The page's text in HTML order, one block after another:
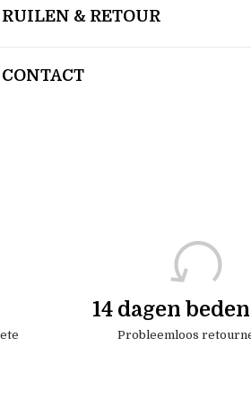
RUILEN & RETOUR
CONTACT
14 dagen
Probleemloos